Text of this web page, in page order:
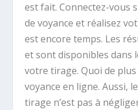
est fait. Connectez-vous
de voyance et réalisez
est encore temps. Les
et sont disponibles dans
votre tirage. Quoi de
voyance en ligne. Aussi,
tirage n’est pas à